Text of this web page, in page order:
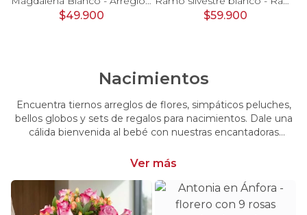
$49.900 $59.900
Nacimientos
Encuentra tiernos arreglos de flores, simpáticos peluches,
bellos globos y sets de regalos para nacimientos. Dale una
cálida bienvenida al bebé con nuestras encantadoras
especial.
Ver más